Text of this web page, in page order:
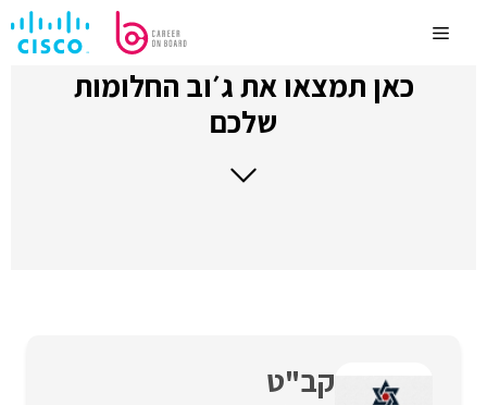
לתוכןMenu
כאן תמצאו את ג׳וב החלומות
שלכם
קב"ט